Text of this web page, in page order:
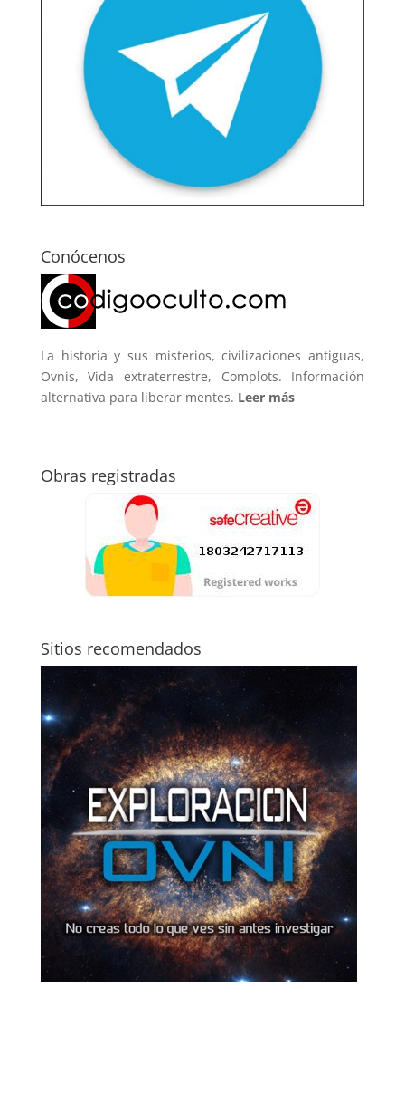
Conócenos
La historia y sus misterios, civilizaciones antiguas,
Ovnis, Vida extraterrestre, Complots. Información
alternativa para liberar mentes. Leer más
Obras registradas
Sitios recomendados